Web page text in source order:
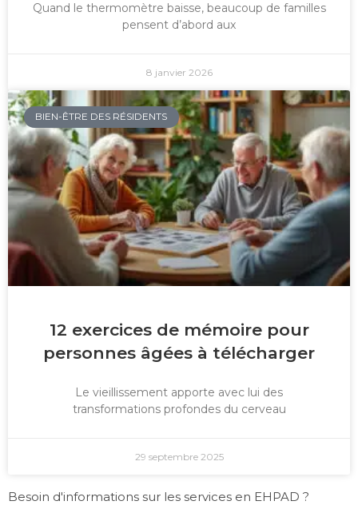
Quand le thermomètre baisse, beaucoup de familles
pensent d’abord aux
8 janvier 2026
BIEN-ÊTRE DES RÉSIDENTS
12 exercices de mémoire pour
personnes âgées à télécharger
Le vieillissement apporte avec lui des
transformations profondes du cerveau
29 septembre 2025
Besoin d'informations sur les services en EHPAD ?